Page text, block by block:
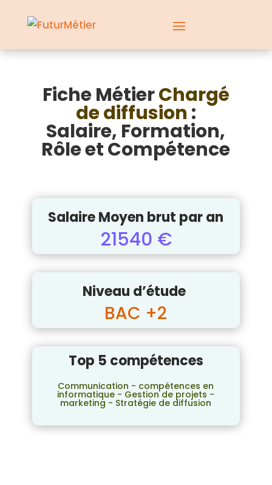
Fiche MétierChargé
de diffusion :
Salaire, Formation,
Rôle et Compétence
Salaire Moyen brut par an
21540 €
Niveau d’étude
BAC +2
Top 5 compétences
Communication - compétences en
informatique - Gestion de projets -
marketing - Stratégie de diffusion